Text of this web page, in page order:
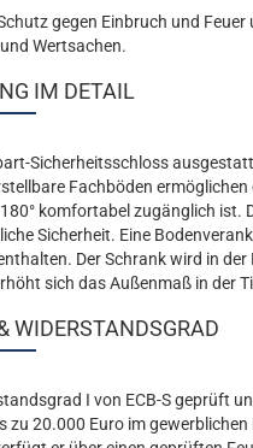
gegen Einbruch und
Wertsachen.
IM DETAIL
Sicherheitsschloss
Fachböden ermöglichen
komfortabel zugänglich ist.
Sicherheit. Eine
Der Schrank wird in der
sich das Außenmaß in der
WIDERSTANDSGRAD
I von ECB-S geprüft
20.000 Euro im gewerblichen